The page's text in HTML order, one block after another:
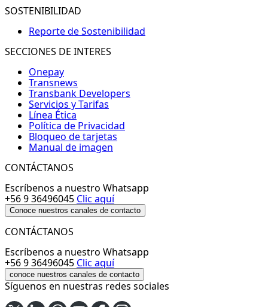
SOSTENIBILIDAD
Reporte de Sostenibilidad
SECCIONES DE INTERES
Onepay
Transnews
Transbank Developers
Servicios y Tarifas
Línea Ética
Política de Privacidad
Bloqueo de tarjetas
Manual de imagen
CONTÁCTANOS
Escríbenos a nuestro Whatsapp
+56 9 36496045 Clic aquí
Conoce nuestros canales de contacto
CONTÁCTANOS
Escríbenos a nuestro Whatsapp
+56 9 36496045 Clic aquí
conoce nuestros canales de contacto
Síguenos en nuestras redes sociales